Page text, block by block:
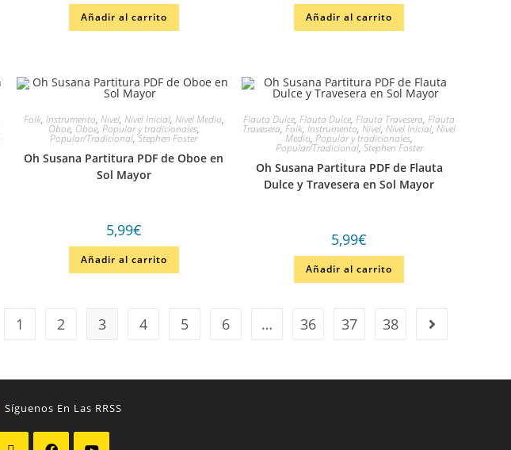
Añadir al carrito Añadir al carrito
Folk, Instrumento, Nivel, Nivel Inicial, Nivel Medio,
Oboe, Oboe, Popular y tradicionales,
Popular/Tradicional,Stephen Foster
Oh Susana Partitura PDF de Oboe en
Sol Mayor
5,99€
Añadir al carrito
Flauta Dulce,Flauta Dulce,Flauta Travesera,Flauta
Travesera,Folk,Instrumento,Nivel,Nivel Inicial,Nivel
Medio,Popular y tradicionales,
Popular/Tradicional, Stephen Foster
Oh Susana Partitura PDF de Flauta
Dulce y Travesera en Sol Mayor
5,99€
Añadir al carrito
1 2 3 4 5 6 … 36 37 38
Síguenos En Las RRSS